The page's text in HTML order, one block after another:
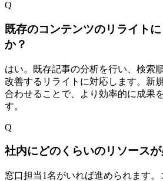
Q
既存のコンテンツのリライト
か？
はい。既存記事の分析を行い、検索
改善するリライトに対応します。新
合わせることで、より効率的に成果
す。
Q
社内にどのくらいのリソース
窓口担当1名がいれば進められます